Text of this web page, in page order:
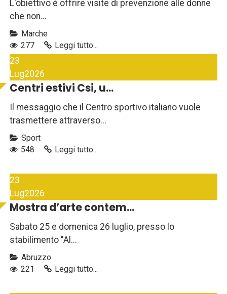
L'obiettivo è offrire visite di prevenzione alle donne
che non...
Marche
277
Leggi tutto...
23
Lug2026
Centri estivi Csi, u...
Il messaggio che il Centro sportivo italiano vuole
trasmettere attraverso...
Sport
548
Leggi tutto...
23
Lug2026
Mostra d’arte contem...
Sabato 25 e domenica 26 luglio, presso lo
stabilimento "Al...
Abruzzo
221
Leggi tutto...